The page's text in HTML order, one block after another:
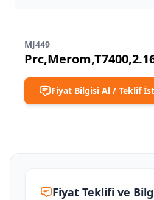
MJ449
Fiyat Bilgisi Al / Teklif
Fiyat Teklifi ve